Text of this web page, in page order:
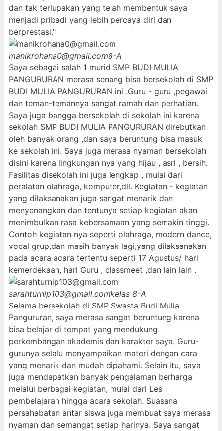
dan tak terlupakan yang telah membentuk saya
menjadi pribadi yang lebih percaya diri dan
berprestasi."
manikrohana0@gmail.com8-A
Saya sebagai salah 1 murid SMP BUDI MULIA
PANGURURAN merasa senang bisa bersekolah di SMP
BUDI MULIA PANGURURAN ini .Guru - guru ,pegawai
dan teman-temannya sangat ramah dan perhatian.
Saya juga bangga bersekolah di sekolah ini karena
sekolah SMP BUDI MULIA PANGURURAN direbutkan
oleh banyak orang ,dan saya beruntung bisa masuk
ke sekolah ini. Saya juga merasa nyaman bersekolah
disini karena lingkungan nya yang hijau , asri , bersih.
Fasilitas disekolah ini juga lengkap , mulai dari
peralatan olahraga, komputer,dll. Kegiatan - kegiatan
yang dilaksanakan juga sangat menarik dan
menyenangkan dan tentunya setiap kegiatan akan
menimbulkan rasa kebersamaan yang semakin tinggi.
Contoh kegiatan nya seperti olahraga, modern dance,
vocal grup,dan masih banyak lagi,yang dilaksanakan
pada acara acara tertentu seperti 17 Agustus/ hari
kemerdekaan, hari Guru , classmeet ,dan lain lain .
sarahturnip103@gmail.comkelas 8-A
Selama bersekolah di SMP Swasta Budi Mulia
Pangururan, saya merasa sangat beruntung karena
bisa belajar di tempat yang mendukung
perkembangan akademis dan karakter saya. Guru-
gurunya selalu menyampaikan materi dengan cara
yang menarik dan mudah dipahami. Selain itu, saya
juga mendapatkan banyak pengalaman berharga
melalui berbagai kegiatan, mulai dari Les
pembelajaran hingga acara sekolah. Suasana
persahabatan antar siswa juga membuat saya merasa
nyaman dan semangat setiap harinya. Saya sangat